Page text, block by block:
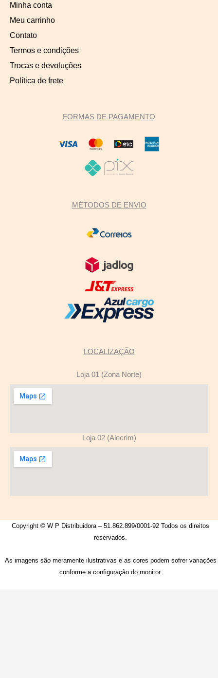
Minha conta
Meu carrinho
Contato
Termos e condições
Trocas e devoluções
Política de frete
FORMAS DE PAGAMENTO
MÉTODOS DE ENVIO
LOCALIZAÇÃO
Loja 01 (Zona Norte)
Loja 02 (Alecrim)
Copyright © W P Distribuidora – 51.862.899/0001-92 Todos os direitos
reservados.
As imagens são meramente ilustrativas e as cores podem sofrer variações
conforme a configuração do monitor.